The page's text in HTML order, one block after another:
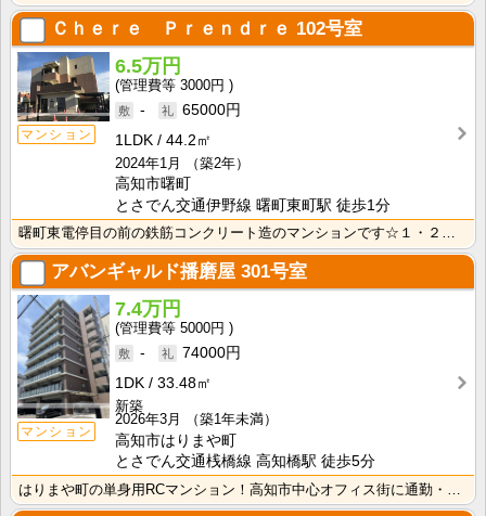
Ｃｈｅｒｅ Ｐｒｅｎｄｒｅ 102号室
マンション
6.5万円
3000円
-
65000円
1LDK
44.2㎡
2024年1月
（築2年）
高知市曙町
とさでん交通伊野線 曙町東町駅 徒歩1分
曙町東電停目の前の鉄筋コンクリート造のマンションです☆１・２・３号室と間取がそれぞれ違っていますが、･･･
アバンギャルド播磨屋 301号室
マンション
7.4万円
5000円
-
74000円
1DK
33.48㎡
新築
2026年3月
（築1年未満）
高知市はりまや町
とさでん交通桟橋線 高知橋駅 徒歩5分